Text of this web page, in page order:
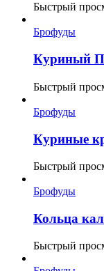
Быстрый
Брофуды
Куриный
Быстрый
Брофуды
Куриные
Быстрый
Брофуды
Кольца
Быстрый